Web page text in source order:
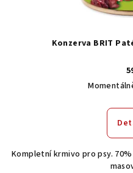
Konzerva BRIT
Kompletní krmivo pro psy.